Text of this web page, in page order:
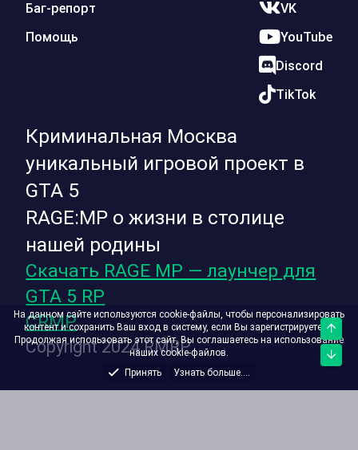
Криминальная Москва
уникальный игровой проект в
GTA 5
RAGE:MP о жизни в столице
нашей родины
Скачать RAGE MP — лаунчер для
GTA 5 RP
CRMP
Copyright 2024 RMRP
Баг-репорт
Помощь
VK
YouTube
Discord
TikTok
На данном сайте используются cookie-файлы, чтобы персонализировать
контент и сохранить Ваш вход в систему, если Вы зарегистрируетесь.
Продолжая использовать этот сайт, Вы соглашаетесь на использование
наших cookie-файлов.
Принять
Узнать больше....
Верх
Низ